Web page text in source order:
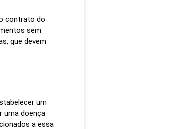
contrato do
sem
que devem
um
uma doença
a essa